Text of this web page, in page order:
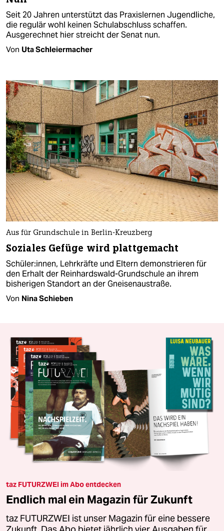
Seit 20 Jahren unterstützt das Praxislernen Jugendliche,
die regulär wohl keinen Schulabschluss schaffen.
Ausgerechnet hier streicht der Senat nun.
Von Uta Schleiermacher
Aus für Grundschule in Berlin-Kreuzberg
Soziales Gefüge wird plattgemacht
Schüler:innen, Lehrkräfte und Eltern demonstrieren für
den Erhalt der Reinhardswald-Grundschule an ihrem
bisherigen Standort an der Gneisenaustraße.
Von Nina Schieben
taz FUTURZWEI im Abo entdecken
Endlich mal ein Magazin für Zukunft
taz FUTURZWEI ist unser Magazin für eine bessere